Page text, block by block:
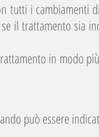
i cambiamenti
il trattamento sia
in modo
può essere